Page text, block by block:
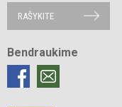
RAŠYKITE
Bendraukime